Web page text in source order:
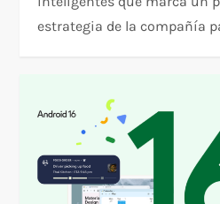
estrategia de la compañía